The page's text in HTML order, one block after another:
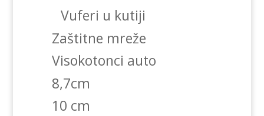
Vuferi u kutiji
Zaštitne mreže
Visokotonci auto
8,7cm
10 cm